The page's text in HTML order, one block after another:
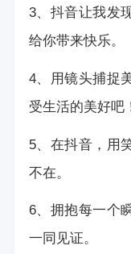
3、抖音让我发
给你带来快乐。
4、用镜头捕捉
受生活的美好吧
5、在抖音，用
不在。
6、拥抱每一个
一同见证。